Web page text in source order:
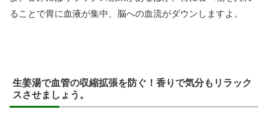
ることで胃に血液が集中、脳への血流がダウンしますよ。
生姜湯で血管の収縮拡張を防ぐ！香りで気分もリラック
スさせましょう。